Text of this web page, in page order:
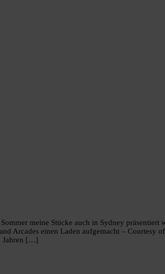
meine Stücke auch in Sydney
Arcades einen Laden aufgemacht –
Jahren […]